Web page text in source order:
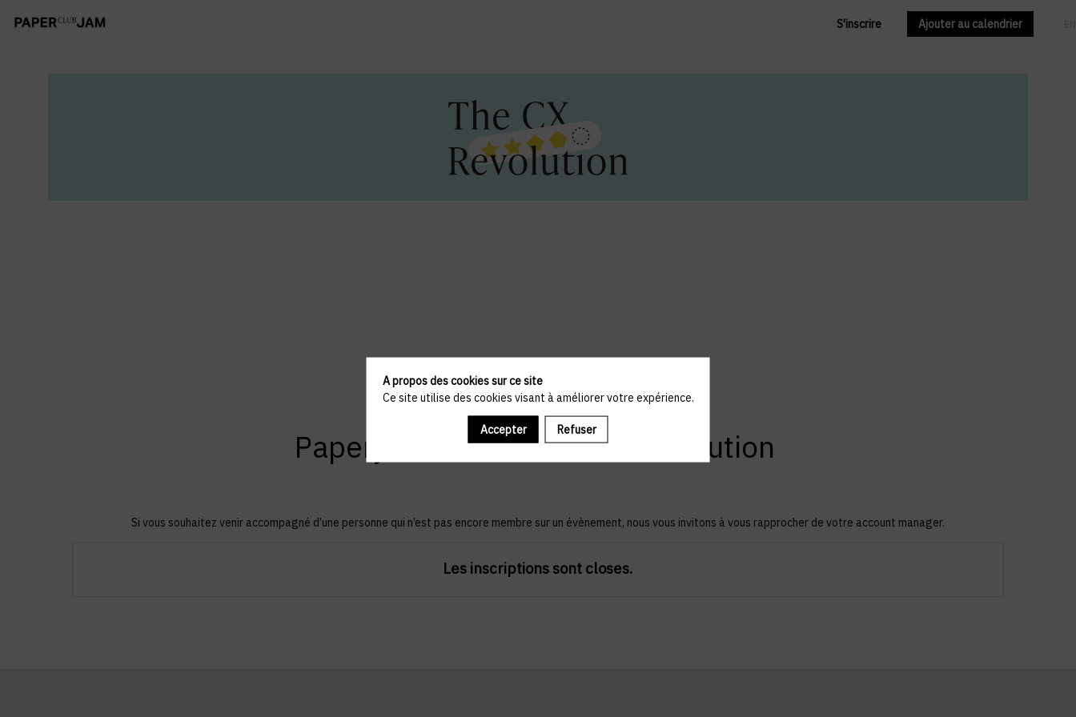
S'inscrire Ajouter au calendrier
S'inscrire au
Paperjam 10x6 – The CX Revolution
Si vous souhaitez venir accompagné d’une personne qui n’est pas encore membre sur un évènement, nous vous invitons à vous rapprocher de votre account manager.
Les inscriptions sont closes.
A propos des cookies sur ce site
Ce site utilise des cookies visant à améliorer votre expérience.
Accepter Refuser